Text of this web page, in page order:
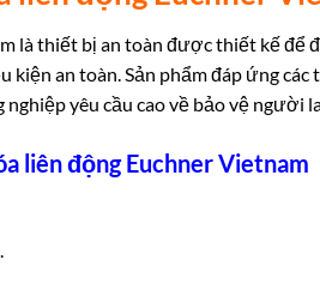
là thiết bị an toàn được thiết kế để
kiện an toàn. Sản phẩm đáp ứng các
yêu cầu cao về bảo vệ người
liên động Euchner Vietnam